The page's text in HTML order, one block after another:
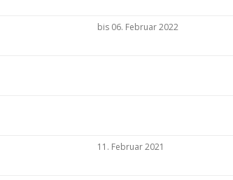
bis 06. Februar 2022
11. Februar 2021